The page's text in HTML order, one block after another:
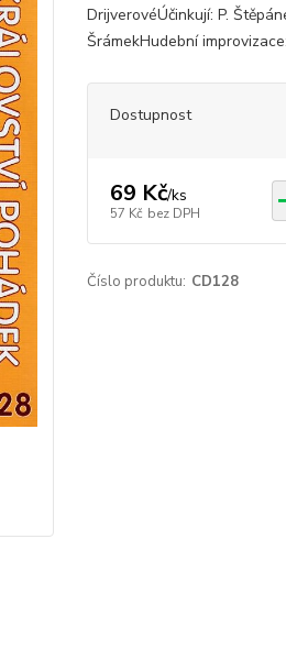
DrijverovéÚčinkují: P.
ŠrámekHudební
Dostupnost
69 Kč/ks
57 Kč bez DPH
Číslo produktu: CD128